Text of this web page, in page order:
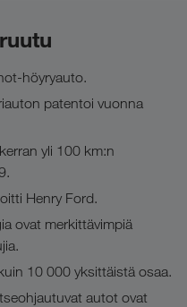
joustavuus
Euroopan
siten
tonnilla.
höyryauto.
patentoi vuonna
yli 100 km:n
Henry Ford.
ovat merkittävimpiä
10 000 yksittäistä osaa.
autot ovat